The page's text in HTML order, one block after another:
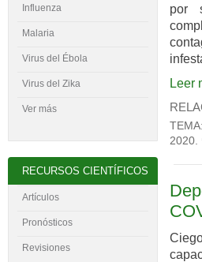
por
Leer
TEMA:
2020.
Influenza
Malaria
Virus del Ébola
Virus del Zika
Ver más
RECURSOS CIENTÍFICOS
Artículos
Pronósticos
Revisiones